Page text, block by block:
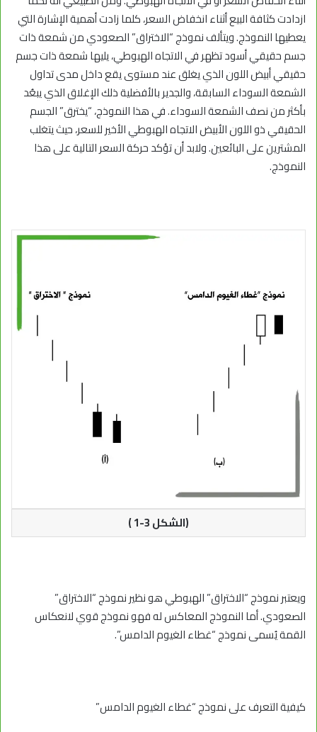
ازدادت كثافة البيع أثناء انخفاض السعر، كلما زادت أهمية الإشارة التي
يعطيها النموذج. ويتألف نموذج “الاختراق” الصعودي من شمعة ذات
جسم حقيقي أسود تظهر في الاتجاه الهبوطي، يليها شمعة ذات جسم
حقيقي أبيض اللون الذي يغلق عند مستوى يقع داخل مدى تداول
الشمعة السوداء السابقة، والجدير بالأفضلية ذلك الإغلاق الذي يبعُد
بأكثر من نصف الشمعة السوداء. في هذا النموذج، “يخترق” الجسم
الحقيقي ذو اللون الأبيض الاتجاه الهبوطي الأخير للسعر، حيث يتغلب
المشترين على البائعين. ولابد أن تؤكد حركة السعر التالية على هذا
النموذج.
(الشكل 3-1 )
ويعتبر نموذج “الاختراق” الهبوطي هو نظير نموذج “الاختراق”
الصعودي. أما النموذج المعاكس له فهو نموذج قوي لانعكاس
القمة يُسمى نموذج “غطاء الغيوم الدامس”.
كيفية التعرف على نموذج “غطاء الغيوم الدامس”